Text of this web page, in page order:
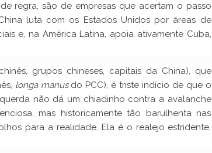
de regra, são de empresas que acertam o passo
luta com os Estados Unidos por áreas de
e, na América Latina, apoia ativamente Cuba,
grupos chineses, capitais da China), que
longa manusdo PCC), é triste indício de que o
não dá um chiadinho contra a avalanche
mas historicamente tão barulhenta nas
para a realidade. Ela é o realejo estridente,